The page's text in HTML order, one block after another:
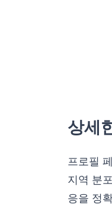
상세
프로필
지역 분
응을 정